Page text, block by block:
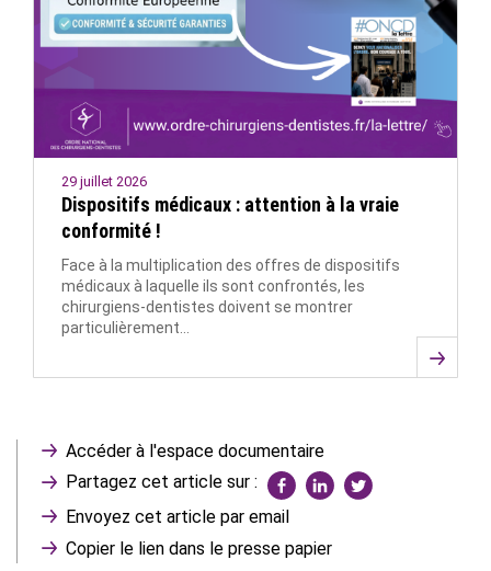
29 juillet 2026
Dispositifs médicaux : attention à la vraie
conformité !
Face à la multiplication des offres de dispositifs
médicaux à laquelle ils sont confrontés, les
chirurgiens-dentistes doivent se montrer
particulièrement…
Accéder à l'espace documentaire
Partagez cet article sur :
Envoyez cet article par email
Copier le lien dans le presse papier